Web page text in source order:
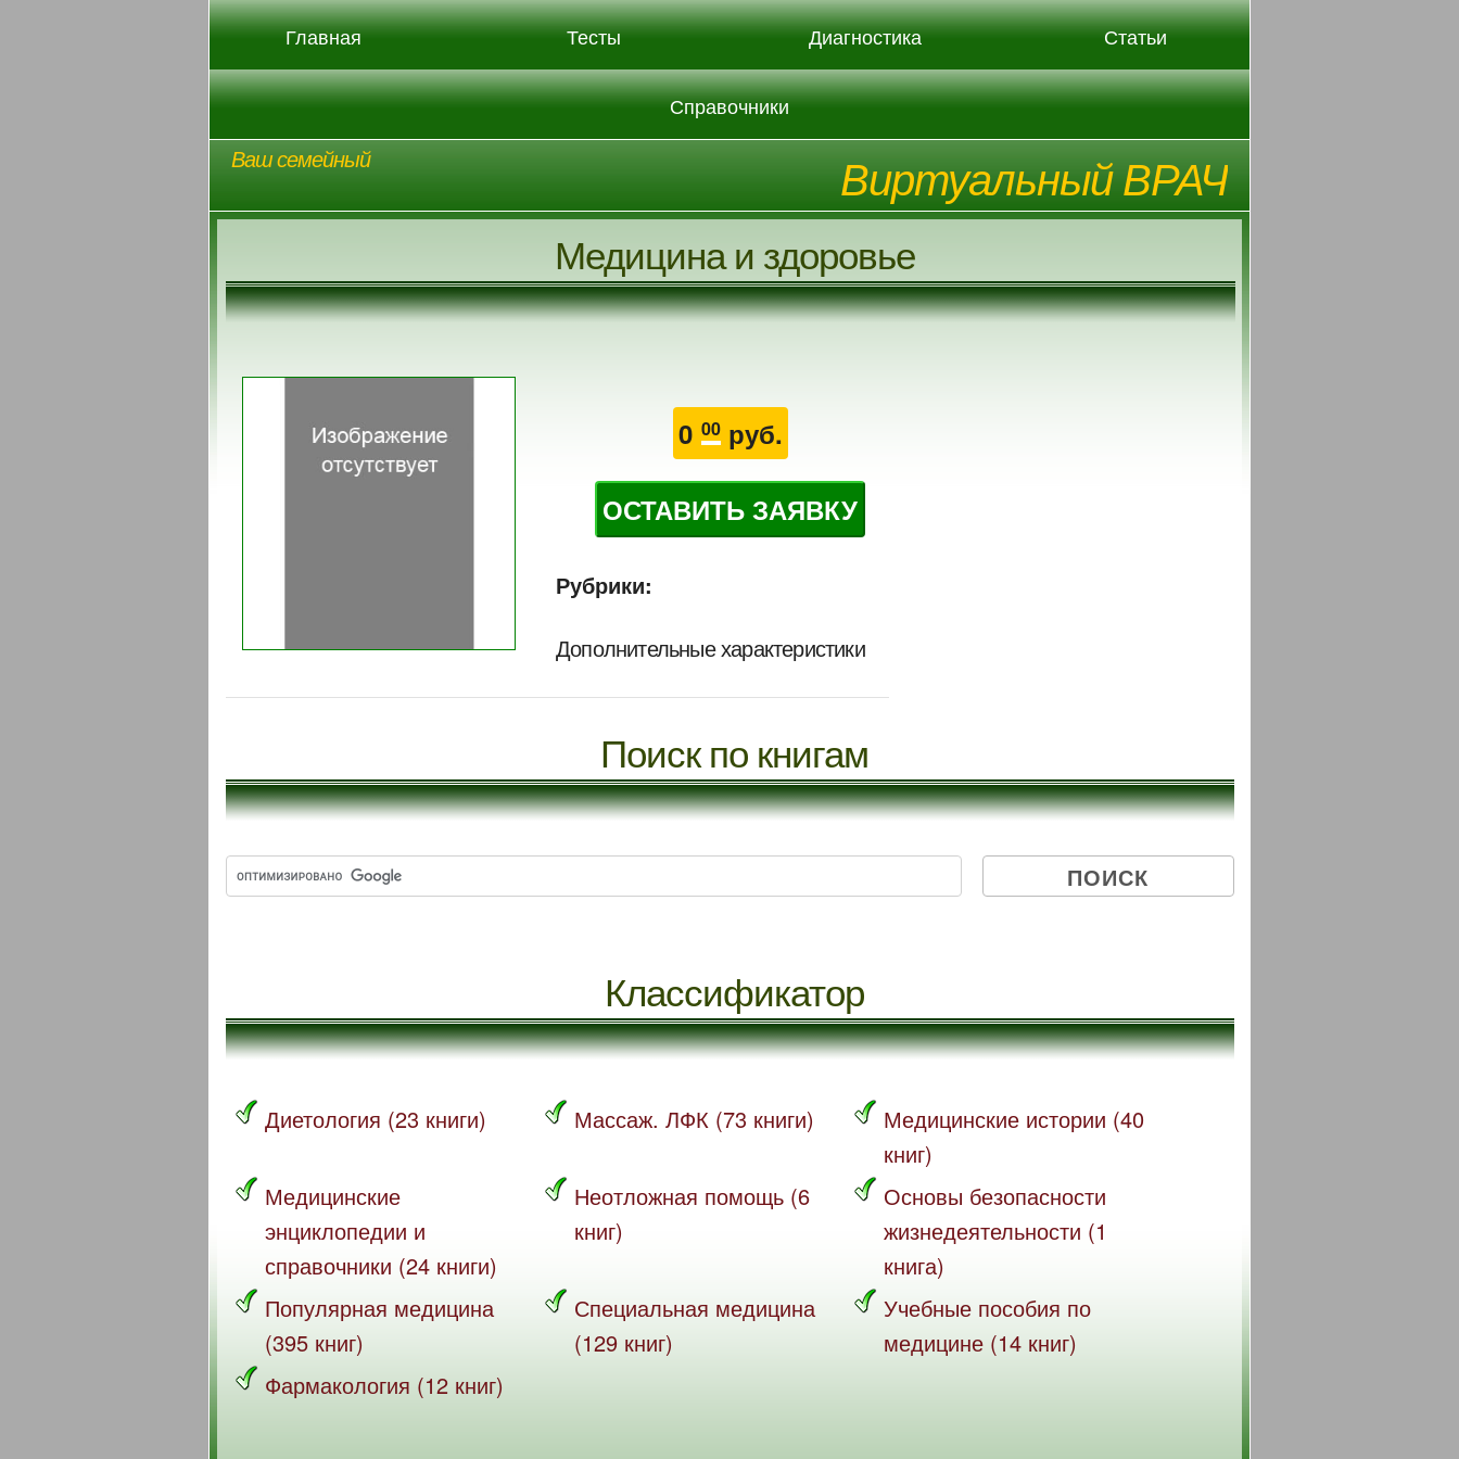
Главная Тесты Диагностика Статьи
Справочники
Ваш семейный Виртуальный ВРАЧ
Медицина и здоровье
0 00руб.
ОСТАВИТЬ ЗАЯВКУ
Рубрики:
Дополнительные характеристики
Поиск по книгам
Классификатор
Диетология (23 книги) Массаж. ЛФК (73 книги)
Медицинские истории (40
книг)
Медицинские
энциклопедии и
справочники (24 книги)
Неотложная помощь (6
книг)
Основы безопасности
жизнедеятельности (1
книга)
Популярная медицина
(395 книг)
Специальная медицина
(129 книг)
Учебные пособия по
медицине (14 книг)
Фармакология (12 книг)